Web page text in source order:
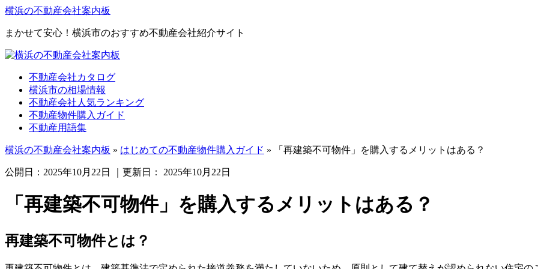
横浜の不動産会社案内板
まかせて安心！横浜市のおすすめ不動産会社紹介サイト
不動産会社カタログ
横浜市の相場情報
不動産会社人気ランキング
不動産物件購入ガイド
不動産用語集
横浜の不動産会社案内板 » はじめての不動産物件購入ガイド » 「再建築不可物件」を購入するメリットはある？
公開日： 2025年10月22日 ｜更新日： 2025年10月22日
「再建築不可物件」を購入するメリットはある？
再建築不可物件とは？